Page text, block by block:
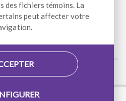
LinkedIn
Plan du site
réservés. Conception par
des fichiers témoins. La
peut affecter votre